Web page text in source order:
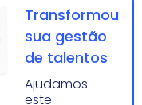
Transformou
sua gestão
de talentos
Ajudamos
este